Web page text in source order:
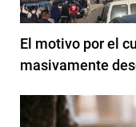
El motivo por el
masivamente